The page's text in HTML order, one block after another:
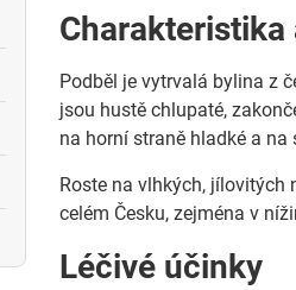
Charakteristika
Podběl je vytrvalá bylina z
jsou hustě chlupaté,
na horní straně hladké a
Roste na vlhkých, jílovitých
celém Česku, zejména v
Léčivé účinky